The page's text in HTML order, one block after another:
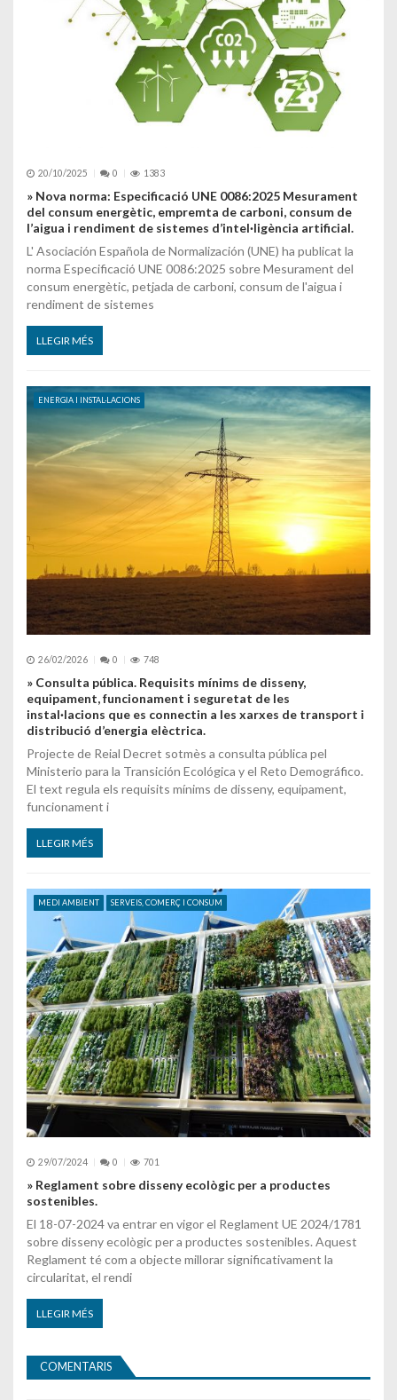
20/10/2025 0 1383
» Nova norma: Especificació UNE 0086:2025 Mesurament
del consum energètic, empremta de carboni, consum de
l’aigua i rendiment de sistemes d’intel·ligència artificial.
L' Asociación Española de Normalización (UNE) ha publicat la
norma Especificació UNE 0086:2025 sobre Mesurament del
consum energètic, petjada de carboni, consum de l'aigua i
rendiment de sistemes
LLEGIR MÉS
ENERGIA I INSTAL·LACIONS
26/02/2026 0 748
» Consulta pública. Requisits mínims de disseny,
equipament, funcionament i seguretat de les
instal·lacions que es connectin a les xarxes de transport i
distribució d’energia elèctrica.
Projecte de Reial Decret sotmès a consulta pública pel
Ministerio para la Transición Ecológica y el Reto Demográfico.
El text regula els requisits mínims de disseny, equipament,
funcionament i
LLEGIR MÉS
MEDI AMBIENT SERVEIS, COMERÇ I CONSUM
29/07/2024 0 701
» Reglament sobre disseny ecològic per a productes
sostenibles.
El 18-07-2024 va entrar en vigor el Reglament UE 2024/1781
sobre disseny ecològic per a productes sostenibles. Aquest
Reglament té com a objecte millorar significativament la
circularitat, el rendi
LLEGIR MÉS
COMENTARIS